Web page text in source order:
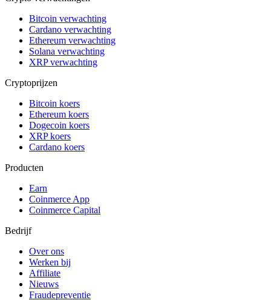
Bitcoin verwachting
Cardano verwachting
Ethereum verwachting
Solana verwachting
XRP verwachting
Cryptoprijzen
Bitcoin koers
Ethereum koers
Dogecoin koers
XRP koers
Cardano koers
Producten
Earn
Coinmerce App
Coinmerce Capital
Bedrijf
Over ons
Werken bij
Affiliate
Nieuws
Fraudepreventie